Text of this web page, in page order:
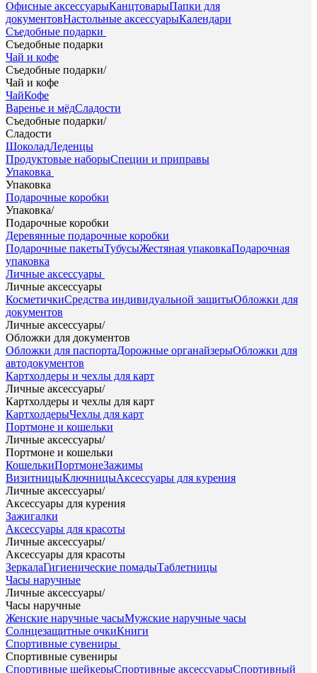
Офисные аксессуарыКанцтоварыПапки для
документовНастольные аксессуарыКалендари
Съедобные подарки
Съедобные подарки
Чай и кофе
Съедобные подарки/
Чай и кофе
ЧайКофе
Варенье и мёдСладости
Съедобные подарки/
Сладости
ШоколадЛеденцы
Продуктовые наборыСпеции и приправы
Упаковка
Упаковка
Подарочные коробки
Упаковка/
Подарочные коробки
Деревянные подарочные коробки
Подарочные пакетыТубусыЖестяная упаковкаПодарочная
упаковка
Личные аксессуары
Личные аксессуары
КосметичкиСредства индивидуальной защитыОбложки для
документов
Личные аксессуары/
Обложки для документов
Обложки для паспортаДорожные органайзерыОбложки для
автодокументов
Картхолдеры и чехлы для карт
Личные аксессуары/
Картхолдеры и чехлы для карт
КартхолдерыЧехлы для карт
Портмоне и кошельки
Личные аксессуары/
Портмоне и кошельки
КошелькиПортмонеЗажимы
ВизитницыКлючницыАксессуары для курения
Личные аксессуары/
Аксессуары для курения
Зажигалки
Аксессуары для красоты
Личные аксессуары/
Аксессуары для красоты
ЗеркалаГигиенические помадыТаблетницы
Часы наручные
Личные аксессуары/
Часы наручные
Женские наручные часыМужские наручные часы
Солнцезащитные очкиКниги
Спортивные сувениры
Спортивные сувениры
Спортивные шейкерыСпортивные аксессуарыСпортивный